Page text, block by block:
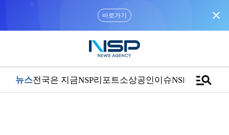
바로가기 close
뉴스전국은 지금NSP리포트소상공인이슈NSPTVmanage_search